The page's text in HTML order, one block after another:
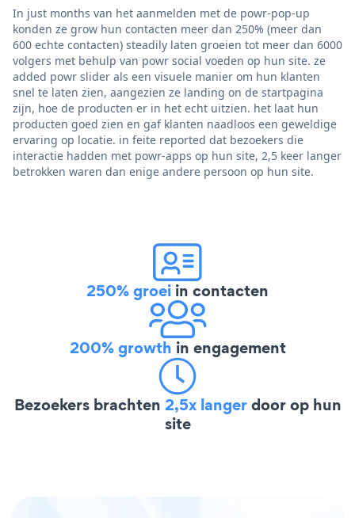
In just months van het aanmelden met de powr-pop-up
konden ze grow hun contacten meer dan 250% (meer dan
600 echte contacten) steadily laten groeien tot meer dan 6000
volgers met behulp van powr social voeden op hun site. ze
added powr slider als een visuele manier om hun klanten
snel te laten zien, aangezien ze landing on de startpagina
zijn, hoe de producten er in het echt uitzien. het laat hun
producten goed zien en gaf klanten naadloos een geweldige
ervaring op locatie. in feite reported dat bezoekers die
interactie hadden met powr-apps op hun site, 2,5 keer langer
betrokken waren dan enige andere persoon op hun site.
250% groei in contacten
200% growth in engagement
Bezoekers brachten 2,5x langerdoor op hun
site